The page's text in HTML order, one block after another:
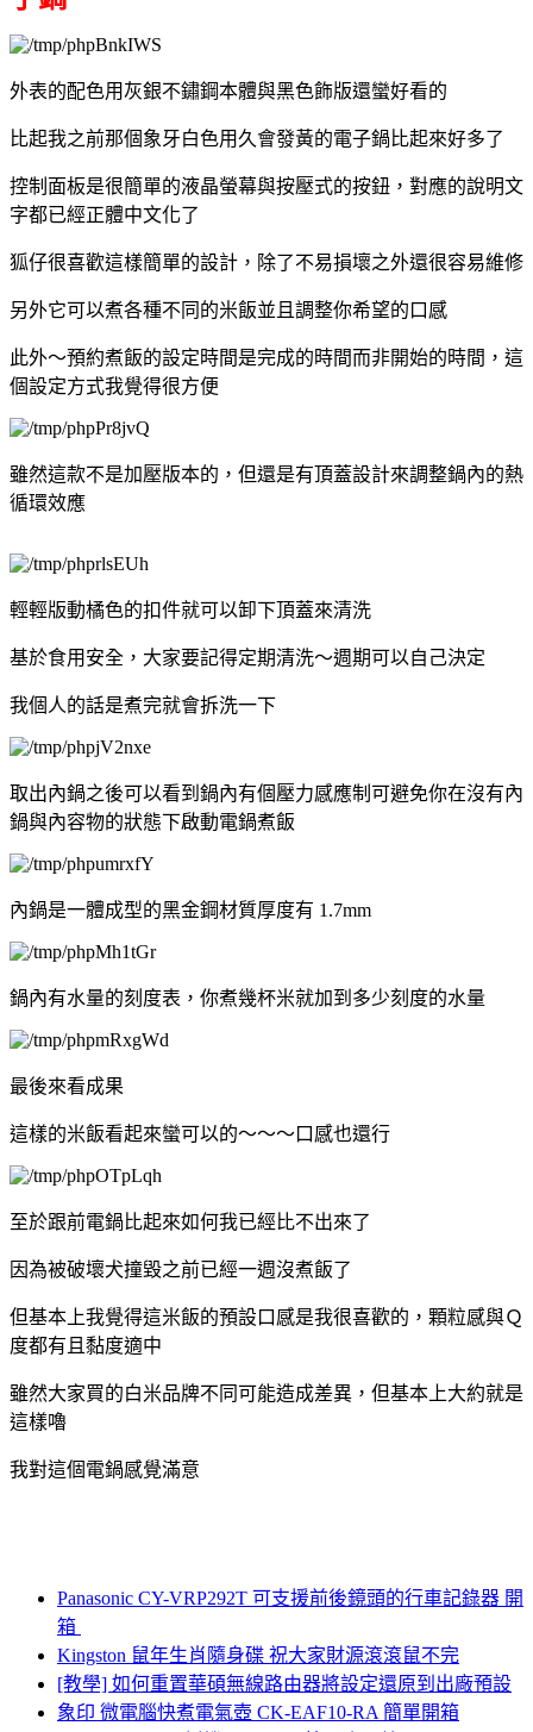
外表的配色用灰銀不鏽鋼本體與黑色飾版還蠻好看的
比起我之前那個象牙白色用久會發黃的電子鍋比起來好多了
控制面板是很簡單的液晶螢幕與按壓式的按鈕，對應的說明文
字都已經正體中文化了
狐仔很喜歡這樣簡單的設計，除了不易損壞之外還很容易維修
另外它可以煮各種不同的米飯並且調整你希望的口感
此外～預約煮飯的設定時間是完成的時間而非開始的時間，這
個設定方式我覺得很方便
雖然這款不是加壓版本的，但還是有頂蓋設計來調整鍋內的熱
循環效應
輕輕版動橘色的扣件就可以卸下頂蓋來清洗
基於食用安全，大家要記得定期清洗～週期可以自己決定
我個人的話是煮完就會拆洗一下
取出內鍋之後可以看到鍋內有個壓力感應制可避免你在沒有內
鍋與內容物的狀態下啟動電鍋煮飯
內鍋是一體成型的黑金鋼材質厚度有 1.7mm
鍋內有水量的刻度表，你煮幾杯米就加到多少刻度的水量
最後來看成果
這樣的米飯看起來蠻可以的～～～口感也還行
至於跟前電鍋比起來如何我已經比不出來了
因為被破壞犬撞毀之前已經一週沒煮飯了
但基本上我覺得這米飯的預設口感是我很喜歡的，顆粒感與Ｑ
度都有且黏度適中
雖然大家買的白米品牌不同可能造成差異，但基本上大約就是
這樣嚕
我對這個電鍋感覺滿意
Panasonic CY-VRP292T 可支援前後鏡頭的行車記錄器 開
箱
Kingston 鼠年生肖隨身碟 祝大家財源滾滾鼠不完
[教學] 如何重置華碩無線路由器將設定還原到出廠預設
象印 微電腦快煮電氣壺 CK-EAF10-RA 簡單開箱